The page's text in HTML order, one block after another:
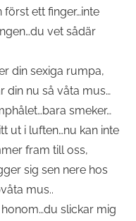
ett finger…inte
vet sådär
din sexiga rumpa,
din nu så våta mus…
smeker…
ut i luften…nu kan inte
fram till oss,
sig sen nere hos
mus..
slickar mig